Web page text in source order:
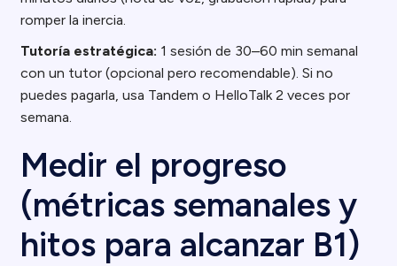
romper la inercia.
Tutoría estratégica: 1 sesión de 30–60 min semanal
con un tutor (opcional pero recomendable). Si no
puedes pagarla, usa Tandem o HelloTalk 2 veces por
semana.
Medir el progreso
(métricas semanales y
hitos para alcanzar B1)